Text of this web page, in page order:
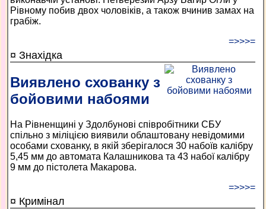
Рівному побив двох чоловіків, а також вчинив замах на
грабіж.
=>>>=
¤ Знахідка
Виявлено схованку з
бойовими набоями
На Рівненщині у Здолбунові співробітники СБУ
спільно з міліцією виявили облаш­товану невідомими
особами схованку, в якій зберігалося 30 набоїв калібру
5,45 мм до автомата Калашникова та 43 набої калібру
9 мм до пістолета Макарова.
=>>>=
¤ Кримінал